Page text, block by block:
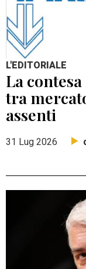
L'EDITORIALE
La
tra
assenti
31 Lug 2026